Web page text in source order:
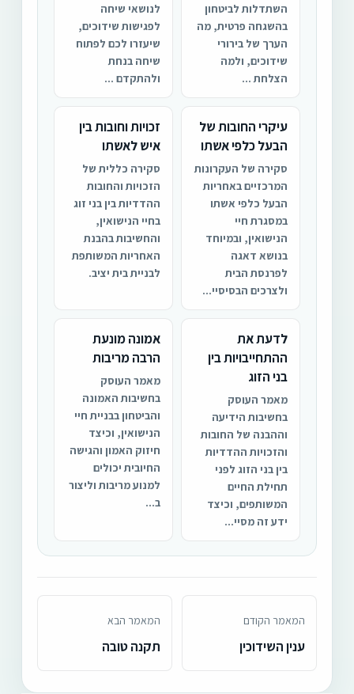
השתדלות לביטחון
בהשגחה פרטית, מה
הערך של בירורי
שידוכים, ולמה
הצלחת ...
לנושאי שיחה
לפגישות שידוכים,
שיעזרו לכם לפתוח
שיחה בנחת
ולהתקדם ...
עיקרי החובות של
הבעל כלפי אשתו
סקירה של העקרונות
המרכזיים באחריות
הבעל כלפי אשתו
במסגרת חיי
הנישואין, ובמיוחד
בנושא דאגה
לפרנסת הבית
ולצרכים הבסיסיי...
זכויות וחובות בין
איש לאשתו
סקירה כללית של
הזכויות והחובות
ההדדיות בין בני זוג
בחיי הנישואין,
והחשיבות בהבנת
האחריות המשותפת
לבניית בית יציב.
לדעת את
ההתחייבויות בין
בני הזוג
מאמר העוסק
בחשיבות הידיעה
וההבנה של החובות
והזכויות ההדדיות
בין בני הזוג לפני
תחילת החיים
המשותפים, וכיצד
ידע זה מסיי...
אמונה מונעת
הרבה מריבות
מאמר העוסק
בחשיבות האמונה
והביטחון בבניית חיי
הנישואין, וכיצד
חיזוק האמון והגישה
החיובית יכולים
למנוע מריבות וליצור
ב...
המאמר הקודם
ענין השידוכין
המאמר הבא
תקנה טובה